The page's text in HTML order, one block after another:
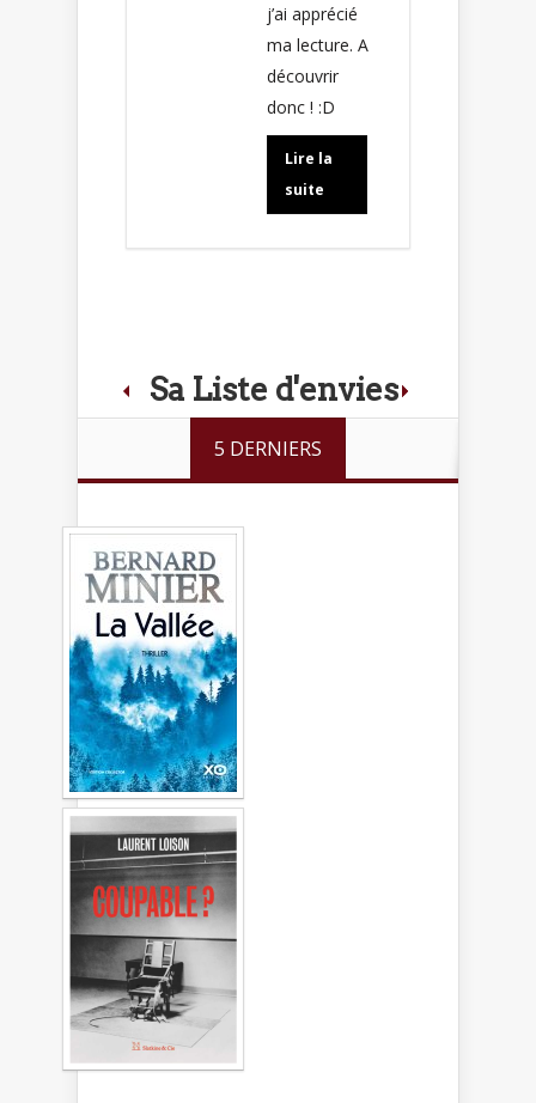
j’ai apprécié
ma lecture. A
découvrir
donc ! :D
Lire la
suite
Sa Liste d'envies
5 DERNIERS